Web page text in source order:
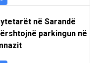
në Sarandë
parkingun në